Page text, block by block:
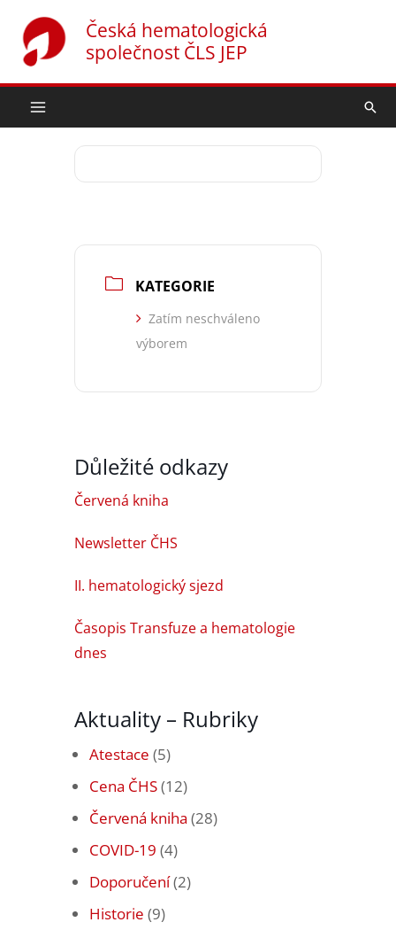
obsah
Česká hematologická
společnost ČLS JEP
KATEGORIE
Zatím neschváleno
výborem
Důležité odkazy
Červená kniha
Newsletter ČHS
II. hematologický sjezd
Časopis Transfuze a hematologie
dnes
Aktuality – Rubriky
Atestace (5)
Cena ČHS(12)
Červená kniha (28)
COVID-19 (4)
Doporučení(2)
Historie (9)